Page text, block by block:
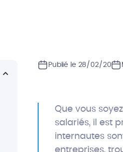
Publié le 28/02/20
Que vous
salariés, il est
internautes
entreprises,